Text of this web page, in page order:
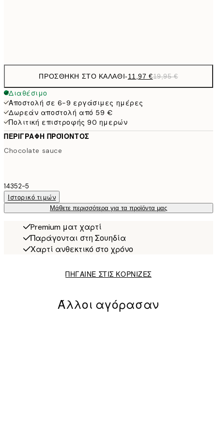
ΠΡΟΣΘΉΚΗ ΣΤΟ ΚΑΛΆΘΙ-11,97 €19,95 €
Διαθέσιμο
Αποστολή σε 6-9 εργάσιμες ημέρες
Δωρεάν αποστολή από 59 €
Πολιτική επιστροφής 90 ημερών
ΠΕΡΙΓΡΑΦΉ ΠΡΟΪΌΝΤΟΣ
Chocolate sauce
14352-5
Ιστορικό τιμών
Μάθετε περισσότερα για τα προϊόντα μας
Premium ματ χαρτί
Παράγονται στη Σουηδία
Χαρτί ανθεκτικό στο χρόνο
ΠΗΓΑΙΝΕ ΣΤΙΣ ΚΟΡΝΙΖΕΣ
Άλλοι αγόρασαν